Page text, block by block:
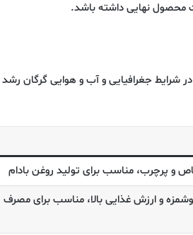
محصول نهایی داشته باشد.
شرایط جغرافیایی و آب و هوایی گرگان رشد
و پرچرب، مناسب برای تولید روغن بادام
و ارزش غذایی بالا، مناسب برای مصرف